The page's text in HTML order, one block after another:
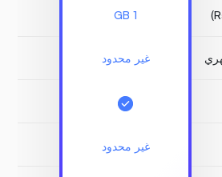
1 GB
غير محدود
غير محدود